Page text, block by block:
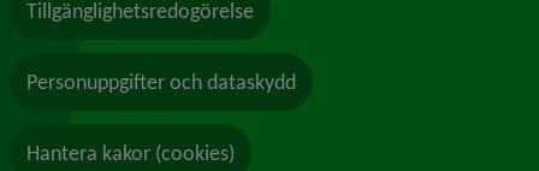
Tillgänglighetsredogörelse
Personuppgifter och dataskydd
Hantera kakor (cookies)